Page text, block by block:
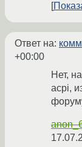
Ответ на:
+00:00
Нет,
acpi,